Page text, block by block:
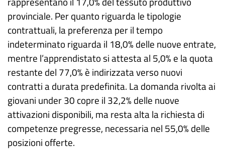
provinciale. Per quanto riguarda le tipologie
contrattuali, la preferenza per il tempo
indeterminato riguarda il 18,0% delle nuove entrate,
mentre l’apprendistato si attesta al 5,0% e la quota
restante del 77,0% è indirizzata verso nuovi
contratti a durata predefinita. La domanda rivolta ai
giovani under 30 copre il 32,2% delle nuove
attivazioni disponibili, ma resta alta la richiesta di
competenze pregresse, necessaria nel 55,0% delle
posizioni offerte.